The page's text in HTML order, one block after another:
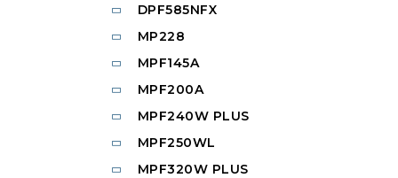
DPF585NFX
MP228
MPF145A
MPF200A
MPF240W PLUS
MPF250WL
MPF320W PLUS